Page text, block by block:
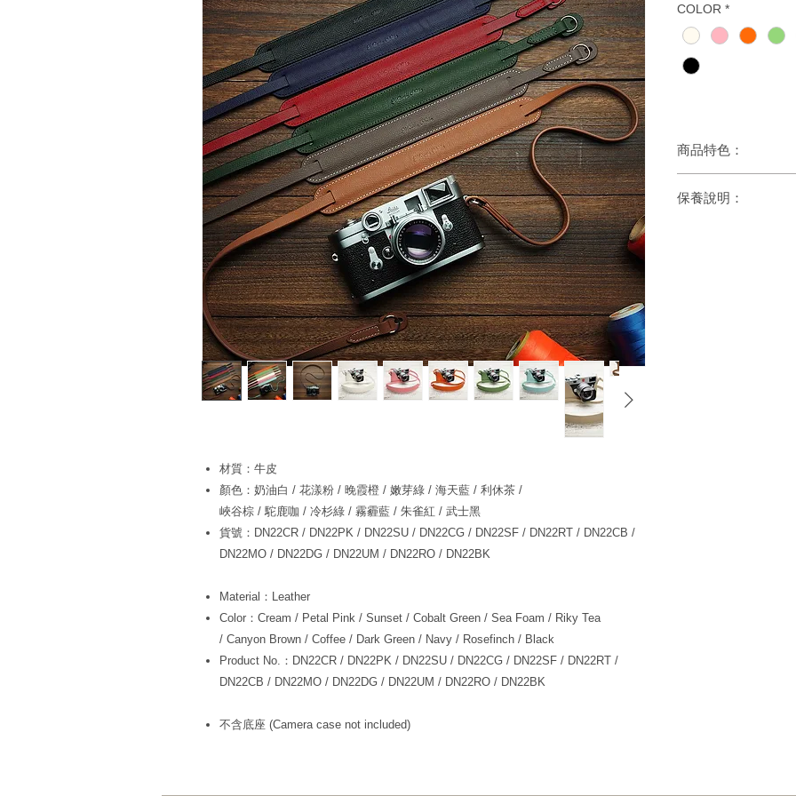
​​​​​​材質：牛皮
顏色：奶油白 / 花漾粉 / 晚霞橙 / 嫩芽綠 / 海天藍 / 利休茶 /
峽谷棕 / 駝鹿咖 / 冷杉綠 / 霧霾藍 / 朱雀紅 / 武士黑
貨號：DN22CR / DN22PK / DN22SU / DN22CG / DN22SF / DN22RT / DN22CB /
DN22MO / DN22DG / DN22UM / DN22RO / DN22BK
Material：Leather
Color：Cream / Petal Pink / Sunset / Cobalt Green / Sea Foam / Riky Tea
/ Canyon Brown / Coffee / Dark Green / Navy / Rosefinch / Black
Product No.：DN22CR / DN22PK / DN22SU / DN22CG / DN22SF / DN22RT /
DN22CB / DN22MO / DN22DG / DN22UM / DN22RO / DN22BK
不含底座 (Camera case not included)
COLOR *
商品特色：
2. 適用於圓孔相機,可另
保養說明：